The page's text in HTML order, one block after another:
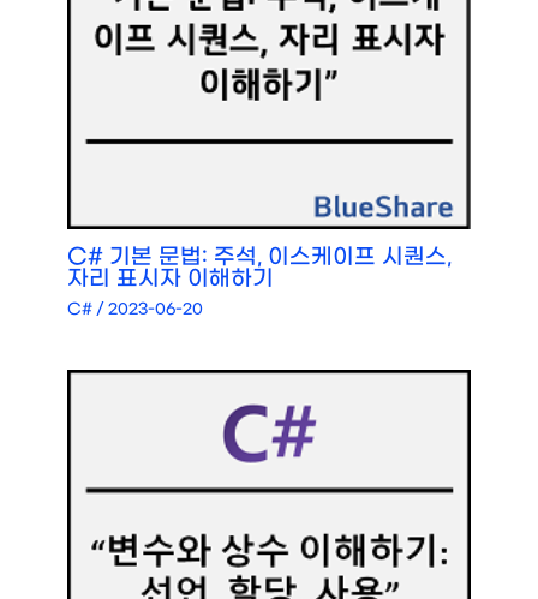
C# 기본 문법: 주석, 이스케이프 시퀀스,
자리 표시자 이해하기
C# /2023-06-20